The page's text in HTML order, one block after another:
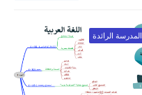
المدرسة الرائدة